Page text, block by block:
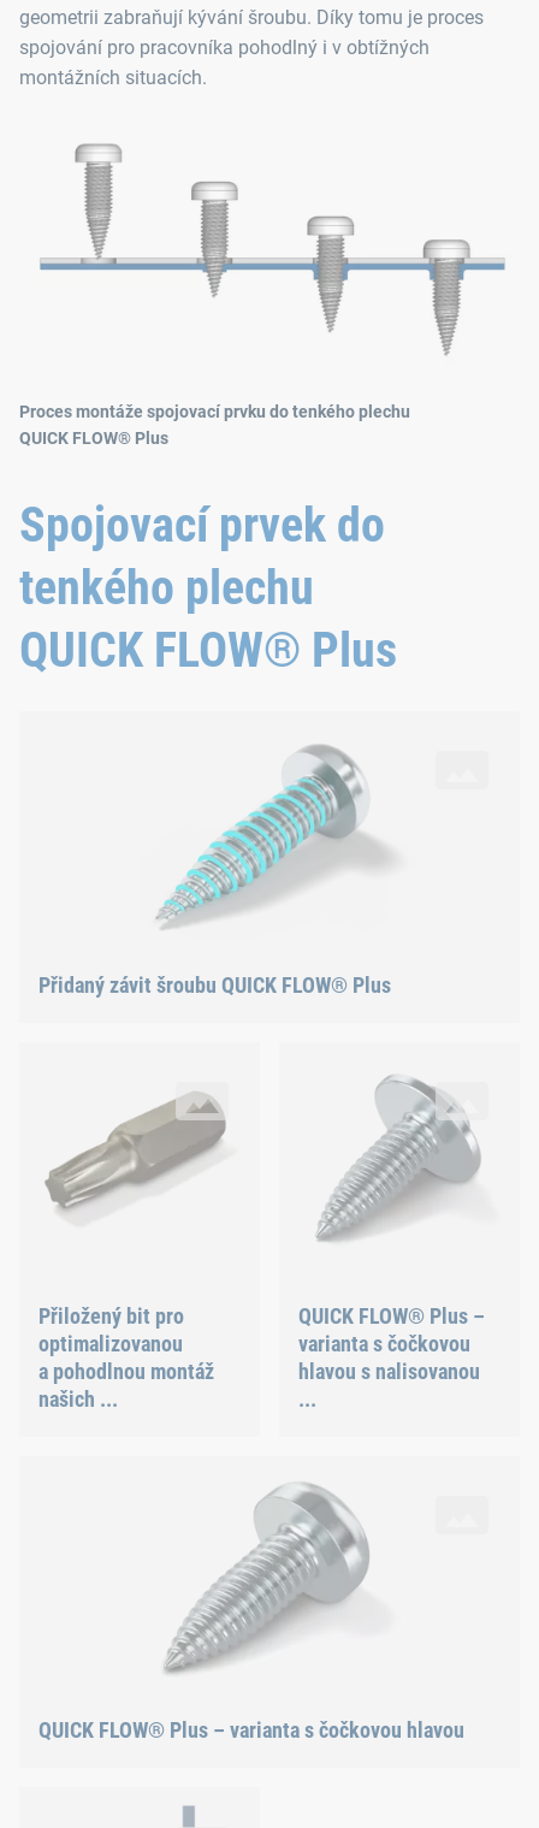
geometrii zabraňují kývání šroubu. Díky tomu je proces
spojování pro pracovníka pohodlný i v obtížných
montážních situacích.
Proces montáže spojovací prvku do tenkého plechu
QUICK FLOW® Plus
Spojovací prvek do
tenkého plechu
QUICK FLOW® Plus
Přidaný závit šroubu QUICK FLOW® Plus
Přiložený bit pro
optimalizovanou
a pohodlnou montáž
našich ...
QUICK FLOW® Plus –
varianta s čočkovou
hlavou s nalisovanou
...
QUICK FLOW® Plus – varianta s čočkovou hlavou